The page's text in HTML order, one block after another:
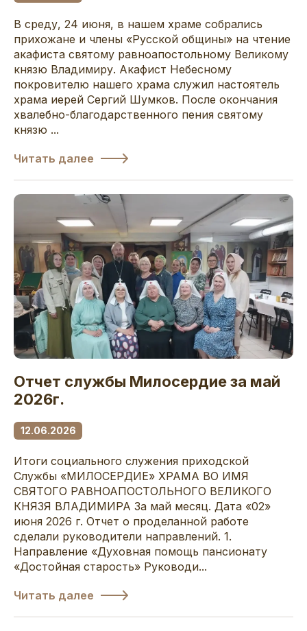
В среду, 24 июня, в нашем храме собрались
прихожане и члены «Русской общины» на чтение
акафиста святому равноапостольному Великому
князю Владимиру. Акафист Небесному
покровителю нашего храма служил настоятель
храма иерей Сергий Шумков. После окончания
хвалебно-благодарственного пения святому
князю ...
Читать далее
Отчет службы Милосердие за май
2026г.
12.06.2026
Итоги социального служения приходской
Службы «МИЛОСЕРДИЕ» ХРАМА ВО ИМЯ
СВЯТОГО РАВНОАПОСТОЛЬНОГО ВЕЛИКОГО
КНЯЗЯ ВЛАДИМИРА За май месяц. Дата «02»
июня 2026 г. Отчет о проделанной работе
сделали руководители направлений. 1.
Направление «Духовная помощь пансионату
«Достойная старость» Руководи...
Читать далее